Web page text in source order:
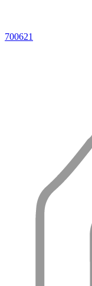
700621